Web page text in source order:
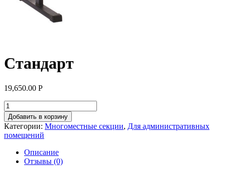
Стандарт
19,650.00 Р
Добавить в корзину
Категории: Многоместные секции, Для административных
помещений
Описание
Отзывы (0)